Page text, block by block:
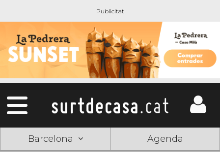
Barcelona Agenda